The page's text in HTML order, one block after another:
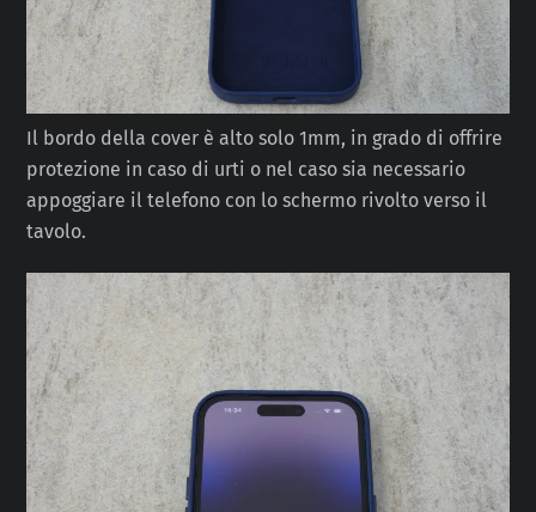
Il bordo della cover è alto solo 1mm, in grado di offrire
protezione in caso di urti o nel caso sia necessario
appoggiare il telefono con lo schermo rivolto verso il
tavolo.